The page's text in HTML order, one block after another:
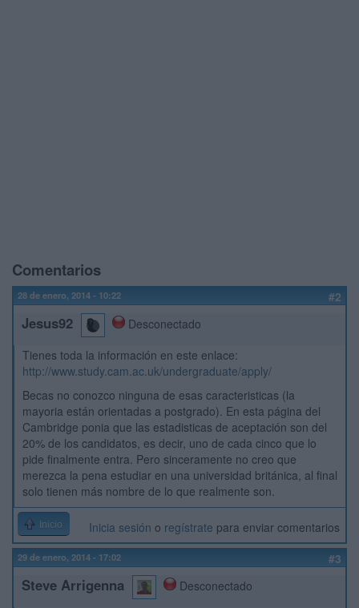
Comentarios
28 de enero, 2014 - 10:22 #2
Jesus92
Desconectado
Tienes toda la información en este enlace:
http://www.study.cam.ac.uk/undergraduate/apply/
Becas no conozco ninguna de esas caracteristicas (la
mayoria están orientadas a postgrado). En esta página del
Cambridge ponia que las estadisticas de aceptación son del
20% de los candidatos, es decir, uno de cada cinco que lo
pide finalmente entra. Pero sinceramente no creo que
merezca la pena estudiar en una universidad británica, al final
solo tienen más nombre de lo que realmente son.
Inicio Inicia sesión o regístrate para enviar comentarios
29 de enero, 2014 - 17:02 #3
Steve Arrigenna
Desconectado